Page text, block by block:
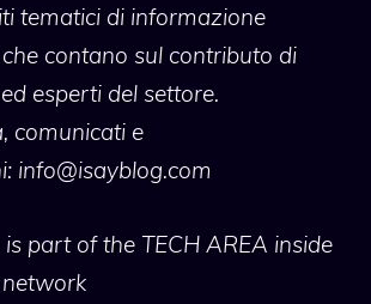
tematici di informazione
contano sul contributo di
esperti del settore.
comunicati e
info@isayblog.com
is part of the TECH AREA inside